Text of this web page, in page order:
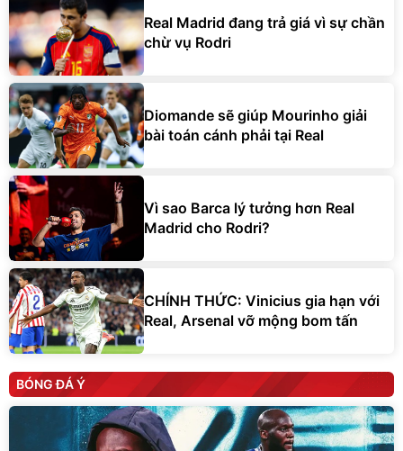
Real Madrid đang trả giá vì sự chần
chừ vụ Rodri
Diomande sẽ giúp Mourinho giải
bài toán cánh phải tại Real
Vì sao Barca lý tưởng hơn Real
Madrid cho Rodri?
CHÍNH THỨC: Vinicius gia hạn với
Real, Arsenal vỡ mộng bom tấn
BÓNG ĐÁ Ý